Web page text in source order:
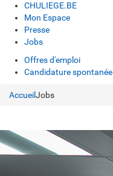
CHULIEGE.BE
Mon Espace
Presse
Jobs
Offres d'emploi
Candidature spontanée
AccueilJobs